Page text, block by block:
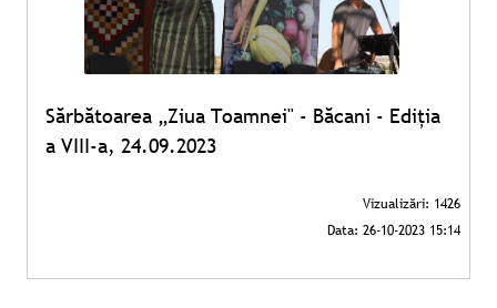
Sărbătoarea „Ziua Toamnei" - Băcani - Ediția
a VIII-a, 24.09.2023